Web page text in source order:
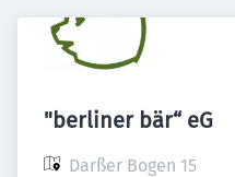
"berliner bär“ eG
Darßer Bogen 15